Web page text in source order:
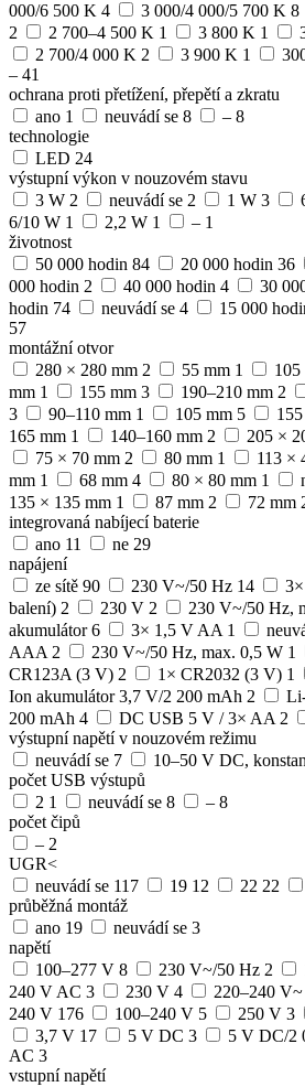
000/6 500 K 4 3 000/4 000/5 700 K 8
2
2 700–4 500 K 1 3 800 K 1
2 700/4 000 K 2 3 900 K 1
– 41
ochrana proti přetížení, přepětí a zkratu
ano 1 neuvádí se 8 – 8
technologie
LED 24
výstupní výkon v nouzovém stavu
3 W 2 neuvádí se 2 1 W 3
6/10 W 1 2,2 W 1 – 1
životnost
50 000 hodin 84 20 000 hodin 36
000 hodin 2 40 000 hodin 4 30
hodin 74 neuvádí se 4 15 000
57
montážní otvor
280 × 280 mm 2 55 mm 1
mm 1 155 mm 3 190–210 mm 2
3
90–110 mm 1 105 mm 5
165 mm 1 140–160 mm 2 205 ×
75 × 70 mm 2 80 mm 1 113 ×
mm 1 68 mm 4 80 × 80 mm 1
135 × 135 mm 1 87 mm 2 72 mm
integrovaná nabíjecí baterie
ano 11 ne 29
napájení
ze sítě 90 230 V~/50 Hz 14
balení) 2 230 V 2 230 V~/50 Hz,
akumulátor6 3× 1,5 V AA 1
AAA 2 230 V~/50 Hz, max. 0,5 W 1
CR123A (3 V) 2 1× CR2032 (3 V) 1
Ion akumulátor 3,7 V/2 200 mAh 2
200 mAh 4 DC USB 5 V / 3× AA 2
výstupní napětí v nouzovém režimu
neuvádí se 7 10–50 V DC,
počet USB výstupů
2 1 neuvádí se 8 – 8
počet čipů
– 2
UGR<
neuvádí se 117 19 12 22 22
průběžná montáž
ano 19 neuvádí se 3
napětí
100–277 V 8 230 V~/50 Hz 2
240 V AC 3 230 V 4 220–240 V~
240 V 176 100–240 V 5 250 V 3
3,7 V 17 5 V DC 3 5 V DC/2
AC 3
vstupní napětí